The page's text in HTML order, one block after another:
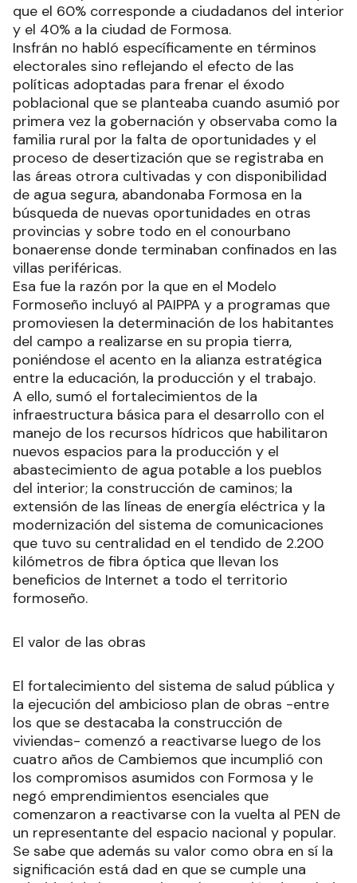
que el 60% corresponde a ciudadanos del interior
y el 40% a la ciudad de Formosa.
Insfrán no habló específicamente en términos
electorales sino reflejando el efecto de las
políticas adoptadas para frenar el éxodo
poblacional que se planteaba cuando asumió por
primera vez la gobernación y observaba como la
familia rural por la falta de oportunidades y el
proceso de desertización que se registraba en
las áreas otrora cultivadas y con disponibilidad
de agua segura, abandonaba Formosa en la
búsqueda de nuevas oportunidades en otras
provincias y sobre todo en el conourbano
bonaerense donde terminaban confinados en las
villas periféricas.
Esa fue la razón por la que en el Modelo
Formoseño incluyó al PAIPPA y a programas que
promoviesen la determinación de los habitantes
del campo a realizarse en su propia tierra,
poniéndose el acento en la alianza estratégica
entre la educación, la producción y el trabajo.
A ello, sumó el fortalecimientos de la
infraestructura básica para el desarrollo con el
manejo de los recursos hídricos que habilitaron
nuevos espacios para la producción y el
abastecimiento de agua potable a los pueblos
del interior; la construcción de caminos; la
extensión de las líneas de energía eléctrica y la
modernización del sistema de comunicaciones
que tuvo su centralidad en el tendido de 2.200
kilómetros de fibra óptica que llevan los
beneficios de Internet a todo el territorio
formoseño.
El valor de las obras
El fortalecimiento del sistema de salud pública y
la ejecución del ambicioso plan de obras -entre
los que se destacaba la construcción de
viviendas- comenzó a reactivarse luego de los
cuatro años de Cambiemos que incumplió con
los compromisos asumidos con Formosa y le
negó emprendimientos esenciales que
comenzaron a reactivarse con la vuelta al PEN de
un representante del espacio nacional y popular.
Se sabe que además su valor como obra en sí la
significación está dad en que se cumple una